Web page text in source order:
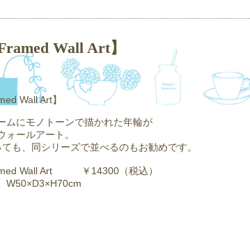
Wall Art】
Wall Art】
ムにモノトーンで描かれた年輪が
ォールアート。
も、同シリーズで並べるのもお勧めです。
Wall Art ￥14300（税込）